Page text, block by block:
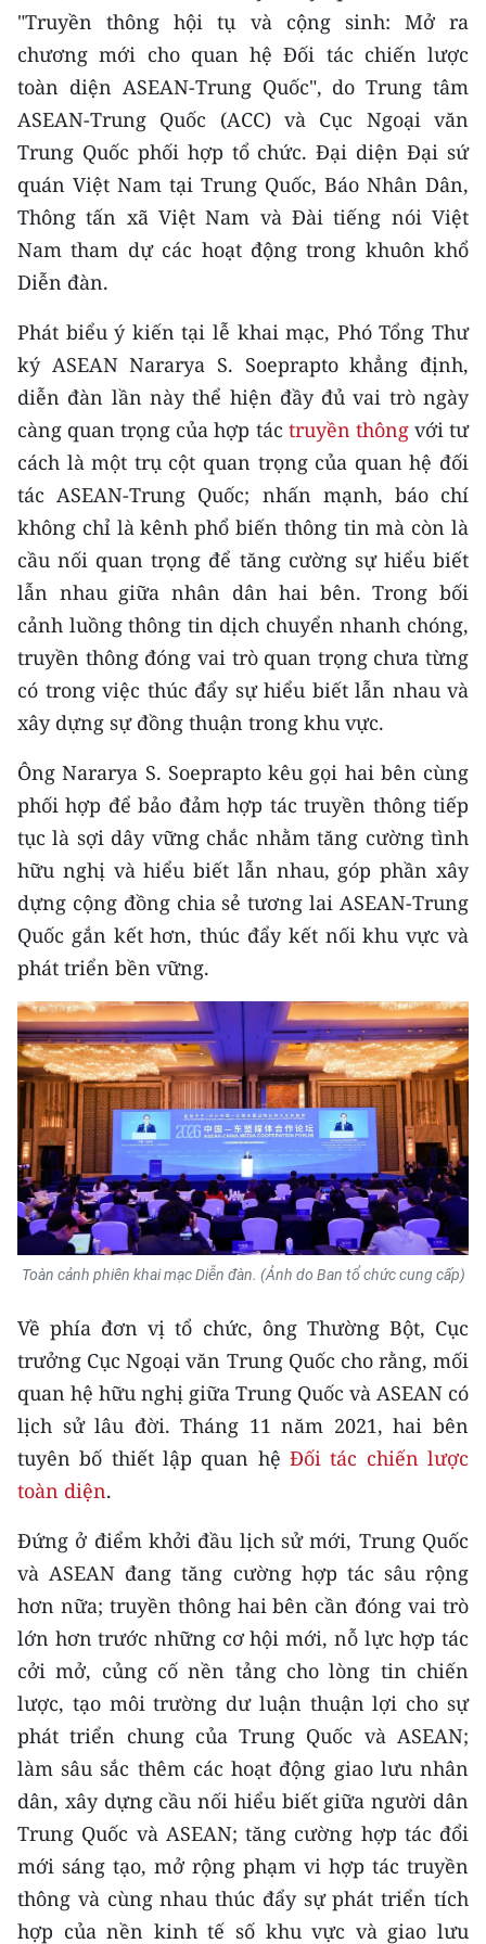
CHƯƠNG TRÌNH OCOP - MỖI XÃ
MỘT SẢN PHẨM
MEDIA CENTER
E-Magazine
Video
Media Kinh tế
Media Văn hóa
Media Xã hội
Media Pháp luật
Media Du lịch
Media Thế giới
Media Thể thao
Media Giáo dục
Media Y tế
Media Khoa học - Công nghệ
Media Môi trường
Ảnh
Infographic
TIN ĐỊA PHƯƠNG
Trung du và miền núi phía Bắc
Đồng bằng sông Hồng
Bắc Trung Bộ
Duyên hải Nam Trung Bộ và Tây
Nguyên
Đồng bằng sông Cửu Long
Chuyên trang Hà Nội
Chuyên trang TP. Hồ Chí Minh
CHUYÊN ĐỀ
CÁC CHUYÊN TRANG
VỀ BÁO NHÂN DÂN
THỜI NAY
NHÂN DÂN CUỐI TUẦN
NHÂN DÂN HẰNG THÁNG
MUA BÁO
ĐỌC BÁO IN
"Truyền thông hội tụ và cộng sinh: Mở ra
chương mới cho quan hệ Đối tác chiến lược
toàn diện ASEAN-Trung Quốc", do Trung tâm
ASEAN-Trung Quốc (ACC) và Cục Ngoại văn
Trung Quốc phối hợp tổ chức. Đại diện Đại sứ
quán Việt Nam tại Trung Quốc, Báo Nhân Dân,
Thông tấn xã Việt Nam và Đài tiếng nói Việt
Nam tham dự các hoạt động trong khuôn khổ
Diễn đàn.
Phát biểu ý kiến tại lễ khai mạc, Phó Tổng Thư
ký ASEAN Nararya S. Soeprapto khẳng định,
diễn đàn lần này thể hiện đầy đủ vai trò ngày
càng quan trọng của hợp tác truyền thôngvới tư
cách là một trụ cột quan trọng của quan hệ đối
tác ASEAN-Trung Quốc; nhấn mạnh, báo chí
không chỉ là kênh phổ biến thông tin mà còn là
cầu nối quan trọng để tăng cường sự hiểu biết
lẫn nhau giữa nhân dân hai bên. Trong bối
cảnh luồng thông tin dịch chuyển nhanh chóng,
truyền thông đóng vai trò quan trọng chưa từng
có trong việc thúc đẩy sự hiểu biết lẫn nhau và
xây dựng sự đồng thuận trong khu vực.
Ông Nararya S. Soeprapto kêu gọi hai bên cùng
phối hợp để bảo đảm hợp tác truyền thông tiếp
tục là sợi dây vững chắc nhằm tăng cường tình
hữu nghị và hiểu biết lẫn nhau, góp phần xây
dựng cộng đồng chia sẻ tương lai ASEAN-Trung
Quốc gắn kết hơn, thúc đẩy kết nối khu vực và
phát triển bền vững.
Toàn cảnh phiên khai mạc Diễn đàn. (Ảnh do Ban tổ chức cung cấp)
Về phía đơn vị tổ chức, ông Thường Bột, Cục
trưởng Cục Ngoại văn Trung Quốc cho rằng, mối
quan hệ hữu nghị giữa Trung Quốc và ASEAN có
lịch sử lâu đời. Tháng 11 năm 2021, hai bên
tuyên bố thiết lập quan hệ Đối tác chiến lược
toàn diện.
Đứng ở điểm khởi đầu lịch sử mới, Trung Quốc
và ASEAN đang tăng cường hợp tác sâu rộng
hơn nữa; truyền thông hai bên cần đóng vai trò
lớn hơn trước những cơ hội mới, nỗ lực hợp tác
cởi mở, củng cố nền tảng cho lòng tin chiến
lược, tạo môi trường dư luận thuận lợi cho sự
phát triển chung của Trung Quốc và ASEAN;
làm sâu sắc thêm các hoạt động giao lưu nhân
dân, xây dựng cầu nối hiểu biết giữa người dân
Trung Quốc và ASEAN; tăng cường hợp tác đổi
mới sáng tạo, mở rộng phạm vi hợp tác truyền
thông và cùng nhau thúc đẩy sự phát triển tích
hợp của nền kinh tế số khu vực và giao lưu